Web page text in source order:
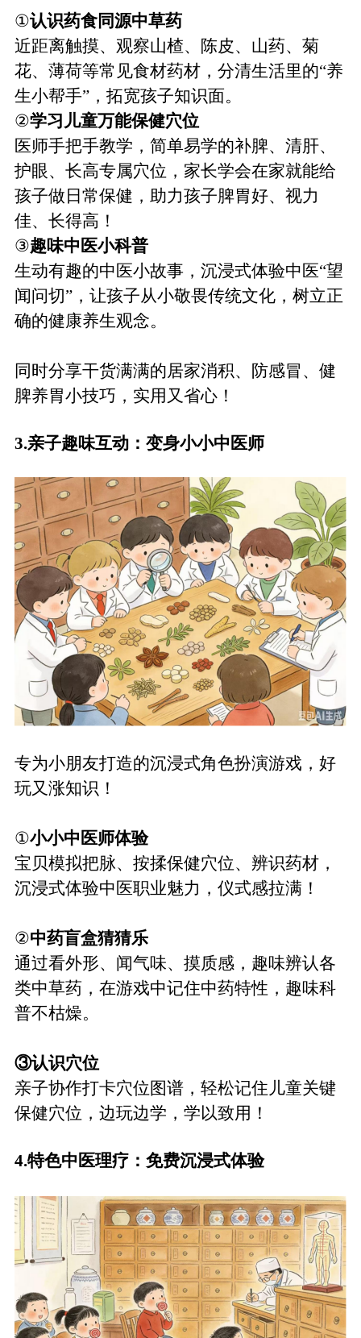
①认识药食同源中草药
近距离触摸、观察山楂、陈皮、山药、菊
花、薄荷等常见食材药材，分清生活里的“养
生小帮手”，拓宽孩子知识面。
②学习儿童万能保健穴位
医师手把手教学，简单易学的补脾、清肝、
护眼、长高专属穴位，家长学会在家就能给
孩子做日常保健，助力孩子脾胃好、视力
佳、长得高！
③趣味中医小科普
生动有趣的中医小故事，沉浸式体验中医“望
闻问切”，让孩子从小敬畏传统文化，树立正
确的健康养生观念。
同时分享干货满满的居家消积、防感冒、健
脾养胃小技巧，实用又省心！
3.亲子趣味互动： 变身小小中医师
专为小朋友打造的沉浸式角色扮演游戏，好
玩又涨知识！
①小小中医师体验
宝贝模拟把脉、按揉保健穴位、辨识药材，
沉浸式体验中医职业魅力，仪式感拉满！
②中药盲盒猜猜乐
通过看外形、闻气味、摸质感，趣味辨认各
类中草药，在游戏中记住中药特性，趣味科
普不枯燥。
③认识穴位
亲子协作打卡穴位图谱，轻松记住儿童关键
保健穴位，边玩边学，学以致用！
4.特色中医理疗： 免费沉浸式体验